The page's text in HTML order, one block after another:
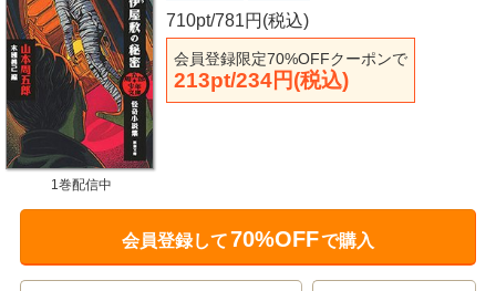
710pt/781円(税込)
会員登録限定70%OFFクーポンで
213pt/234円(税込)
1巻配信中
会員登録して70%OFFで購入